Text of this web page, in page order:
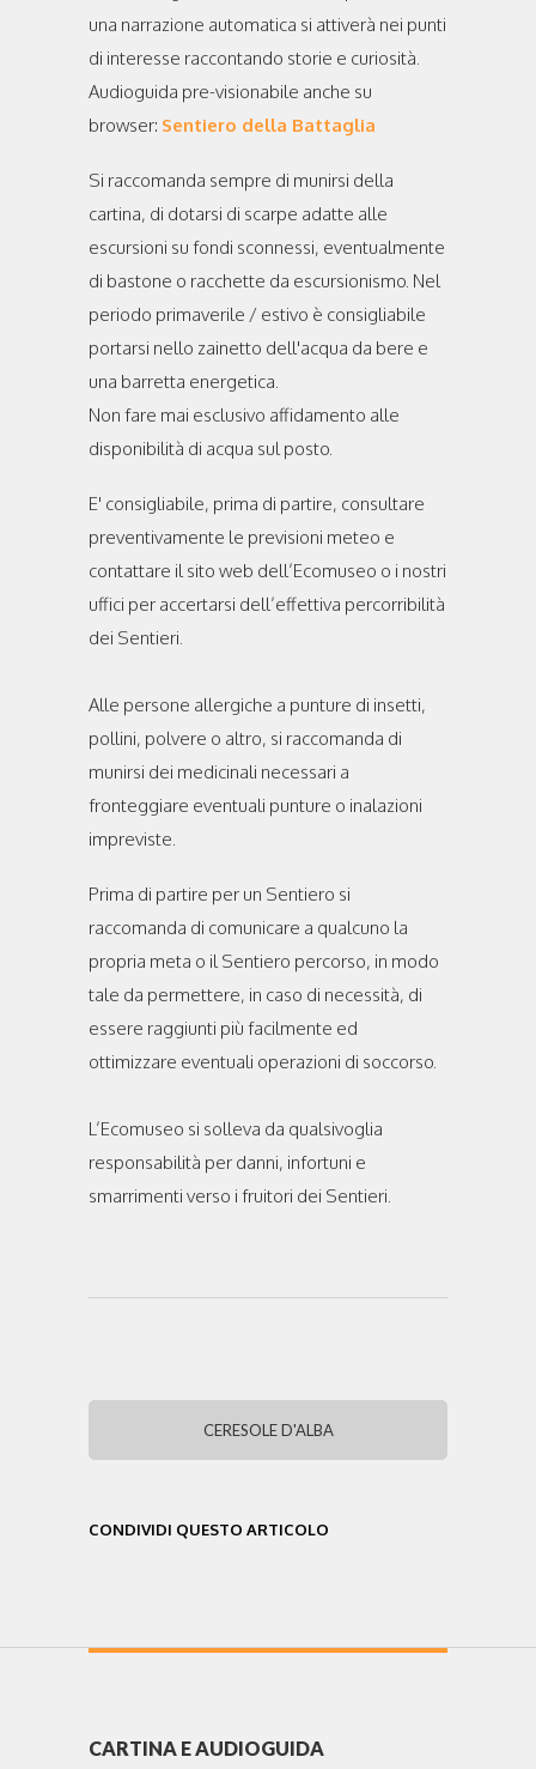
una narrazione automatica si attiverà nei punti
di interesse raccontando storie e curiosità.
Audioguida pre-visionabile anche su
browser: Sentiero della Battaglia
Si raccomanda sempre di munirsi della
cartina, di dotarsi di scarpe adatte alle
escursioni su fondi sconnessi, eventualmente
di bastone o racchette da escursionismo. Nel
periodo primaverile / estivo è consigliabile
portarsi nello zainetto dell'acqua da bere e
una barretta energetica.
Non fare mai esclusivo affidamento alle
disponibilità di acqua sul posto.
E' consigliabile, prima di partire, consultare
preventivamente le previsioni meteo e
contattare il sito web dell’Ecomuseo o i nostri
uffici per accertarsi dell’effettiva percorribilità
dei Sentieri.
Alle persone allergiche a punture di insetti,
pollini, polvere o altro, si raccomanda di
munirsi dei medicinali necessari a
fronteggiare eventuali punture o inalazioni
impreviste.
Prima di partire per un Sentiero si
raccomanda di comunicare a qualcuno la
propria meta o il Sentiero percorso, in modo
tale da permettere, in caso di necessità, di
essere raggiunti più facilmente ed
ottimizzare eventuali operazioni di soccorso.
L’Ecomuseo si solleva da qualsivoglia
responsabilità per danni, infortuni e
smarrimenti verso i fruitori dei Sentieri.
CERESOLE D'ALBA
CONDIVIDI QUESTO ARTICOLO
CARTINA E AUDIOGUIDA